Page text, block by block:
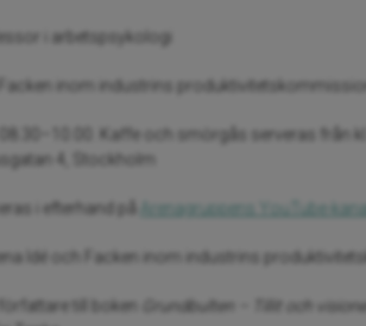
i arbetspsykologi
, Facken inom industrins produktivitetskommission
Kaffe och smörgås serveras från kl.
4, Stockholm
i efterhand på Arenagruppens YouTube-
Idé och Facken inom industrins
till boken Grundbulten – Tillit och